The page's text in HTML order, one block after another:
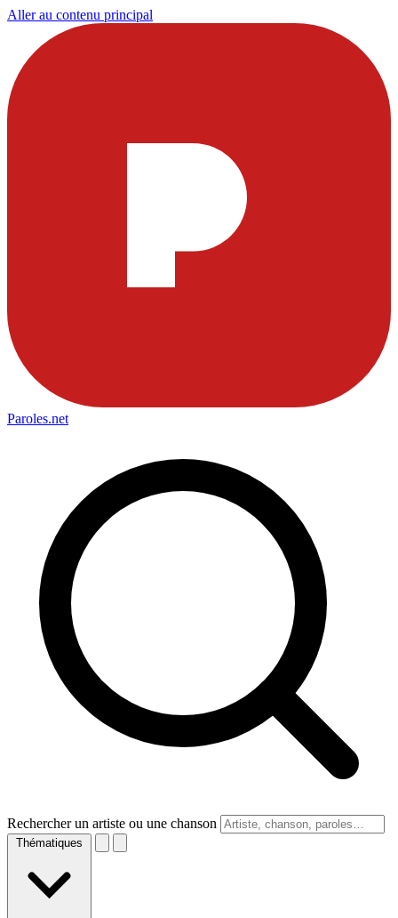
Aller au contenu principal
Paroles.net
Rechercher un artiste ou une chanson
Thématiques